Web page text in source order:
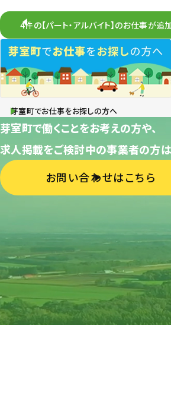
4件の【パート・アルバイト】のお仕事が追
芽室町でお仕事をお探しの方へ
芽室町で働くことをお考えの方や、
求人掲載をご検討中の事業者の方は
お問い合わせはこちら